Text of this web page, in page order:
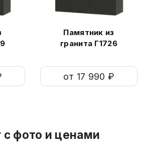
Памятник из
гранита Г1726
от 17 990 ₽
c фото и ценами